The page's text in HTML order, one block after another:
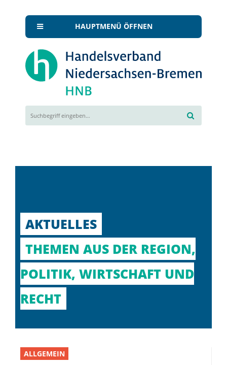
HAUPTMENÜ ÖFFNEN
AKTUELLES
THEMEN AUS DER REGION,
POLITIK, WIRTSCHAFT UND
RECHT
ALLGEMEIN